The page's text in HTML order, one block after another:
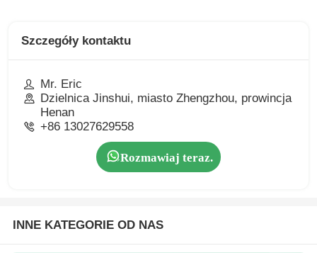
Szczegóły kontaktu
Mr. Eric
Dzielnica Jinshui, miasto Zhengzhou, prowincja
Henan
+86 13027629558
Rozmawiaj teraz.
INNE KATEGORIE OD NAS